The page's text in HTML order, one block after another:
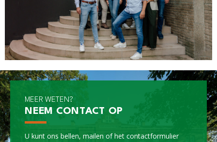
MEER WETEN?
NEEM CONTACT OP
U kunt ons bellen, mailen of het contactformulier